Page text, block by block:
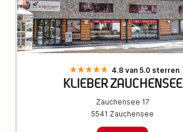
4.8 van 5.0 sterren
KLIEBER ZAUCHENSEE
Zauchensee 17
5541 Zauchensee